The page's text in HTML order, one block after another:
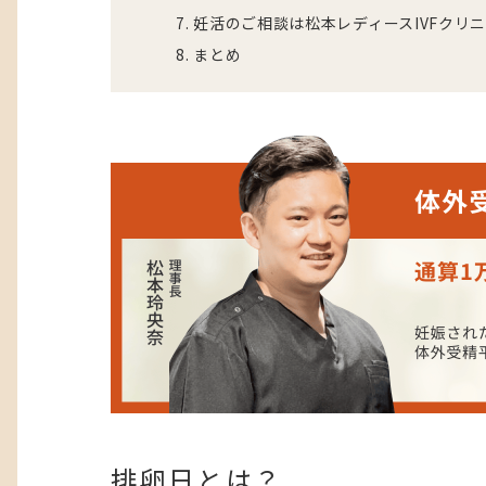
7 妊活のご相談は松本レディースIVFクリ
8 まとめ